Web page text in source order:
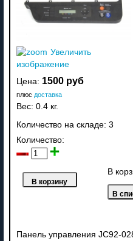
Увеличить
изображение
Цена: 1500 руб
плюс доставка
Вес: 0.4 кг.
Количество на складе: 3
Количество:
В
Панель управления JC92-